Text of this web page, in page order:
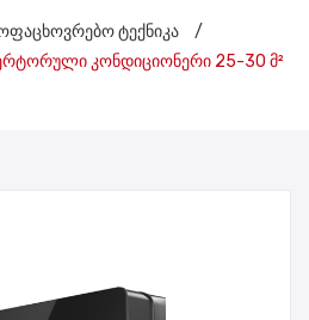
in the cart.
ტექნიკა
/
კონდიციონერი 25-30 მ²